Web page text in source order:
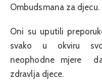
Ombudsmana za djecu.
Oni su uputili
svako u okviru
neophodne mjere
zdravlja djece.